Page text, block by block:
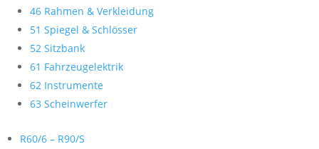
46 Rahmen & Verkleidung
51 Spiegel & Schlösser
52 Sitzbank
61 Fahrzeugelektrik
62 Instrumente
63 Scheinwerfer
R60/6 – R90/S